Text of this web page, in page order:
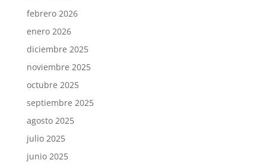
febrero 2026
enero 2026
diciembre 2025
noviembre 2025
octubre 2025
septiembre 2025
agosto 2025
julio 2025
junio 2025